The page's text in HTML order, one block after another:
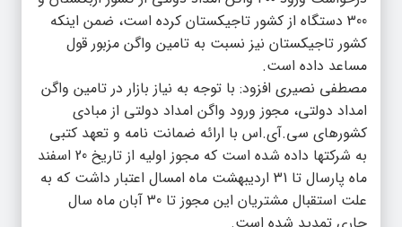
300 دستگاه از کشور تاجیکستان کرده است، ضمن اینکه
کشور تاجیکستان نیز نسبت به تامین واگن مزبور قول
مساعد داده است.
مصطفی نصیری افزود: با توجه به نیاز بازار در تامین واگن
امداد دولتی، مجوز ورود واگن امداد دولتی از مبادی
کشورهای سی.آی.اس با ارائه ضمانت نامه و تعهد کتبی
به شرکتها داده شده است که مجوز اولیه از تاریخ 20 اسفند
ماه پارسال تا 31 اردیبهشت ماه امسال اعتبار داشت که به
علت استقبال مشتریان این مجوز تا 30 آبان ماه سال